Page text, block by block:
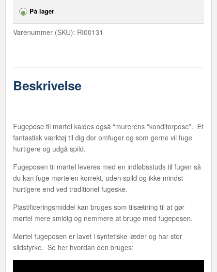
antal
På lager
Varenummer (SKU): RI00131
Beskrivelse
Fugepose til mørtel kaldes også “murerens “konditorpose”. Et
fantastisk værktøj til dig der omfuger og som gerne vil fuge
hurtigere og udgå spild.
Fugeposen til mørtel leveres med en indløbsstuds til fugen så
du kan fuge mørtelen korrekt, uden spild og ikke mindst
hurtigere end ved traditionel fugeske.
Plastificeringsmiddel kan bruges som tilsætning til at gør
mørtel mere smidig og nemmere at bruge med fugeposen.
Mørtel fugeposen er lavet i syntetiske læder og har stor
slidstyrke. Se her hvordan den bruges: